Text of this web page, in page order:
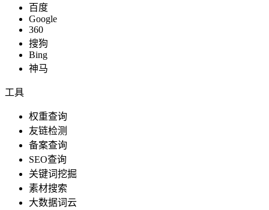
百度
Google
360
搜狗
Bing
神马
工具
权重查询
友链检测
备案查询
SEO查询
关键词挖掘
素材搜索
大数据词云